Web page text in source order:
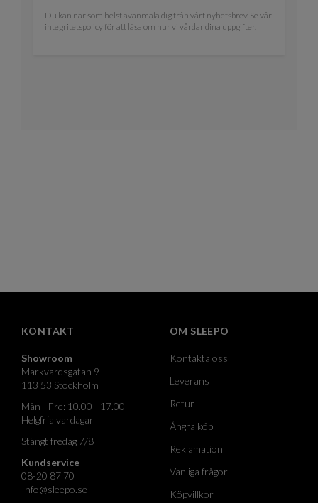
Du kan när som helst avanmäla dig från vårt nyhetsbrev. Se vår
integritetspolicyför att läsa om hur vi vårdar dina uppgifter.
KONTAKT
Showroom
Markvardsgatan 9
113 53 Stockholm
Mån - Fre: 10.00 - 17.00
Helgfria vardagar
Stängt fredag 7/8
Kundservice
08-20 87 70
Info@sleepo.se
OM SLEEPO
Kontakta oss
Leverans
Retur
Ångra köp
Reklamation
Vanliga frågor
Köpvillkor